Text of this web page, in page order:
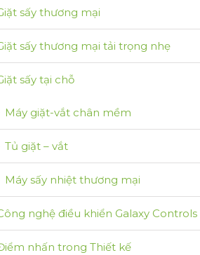
sấy thương mại
sấy thương mại tải trọng nhẹ
sấy tại chỗ
Máy giặt-vắt chân mềm
Tủ giặt – vắt
Máy sấy nhiệt thương mại
nghệ điều khiển Galaxy Controls
nhấn trong Thiết kế